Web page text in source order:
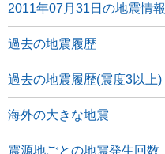
2011年07月31日の地震情報
過去の地震履歴
過去の地震履歴(震度3以上)
海外の大きな地震
震源地ごとの地震発生回数